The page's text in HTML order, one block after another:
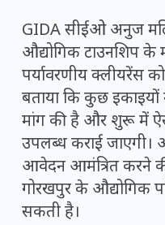
GIDA सीईओ अनुज
औद्योगिक टाउनशिप के
पर्यावरणीय क्लीयरेंस
बताया कि कुछ
मांग की है और शुरू में
उपलब्ध कराई
आवेदन आमंत्रित करने
गोरखपुर के औद्योगिक
सकती है।